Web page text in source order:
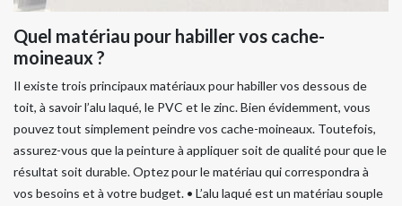
Quel matériau pour habiller vos cache-
moineaux ?
Il existe trois principaux matériaux pour habiller vos dessous de
toit, à savoir l’alu laqué, le PVC et le zinc. Bien évidemment, vous
pouvez tout simplement peindre vos cache-moineaux. Toutefois,
assurez-vous que la peinture à appliquer soit de qualité pour que le
résultat soit durable. Optez pour le matériau qui correspondra à
vos besoins et à votre budget. • L’alu laqué est un matériau souple